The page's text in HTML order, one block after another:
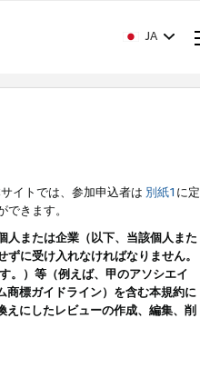
JA
イトでは、参加申込者は 別紙1 に定
きます。
人または企業（以下、当該個人また
に受け入れなければなりません。
。）等（例えば、甲のアソシエイ
商標ガイドライン）を含む本規約に
にしたレビューの作成、編集、削